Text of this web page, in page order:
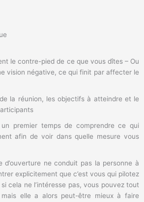
le contre-pied de ce que vous dîtes – Ou
vision négative, ce qui finit par affecter le
la réunion, les objectifs à atteindre et le
premier temps de comprendre ce qui
afin de voir dans quelle mesure vous
ne conduit pas la personne à
explicitement que c’est vous qui pilotez
cela ne l’intéresse pas, vous pouvez tout
elle a alors peut-être mieux à faire